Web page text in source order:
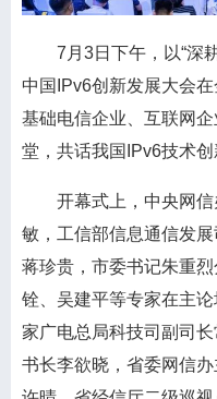
7月3日下午，以“深
中国IPv6创新发展大会
基础电信企业、互联网
堂，共话我国IPv6技术创
开幕式上，中央网
敏，工信部信息通信发
蒋珍贵，市委书记朱重
铨、吴建平等专家在主
家广电总局科技司副司
书长李欲晓，省委网信